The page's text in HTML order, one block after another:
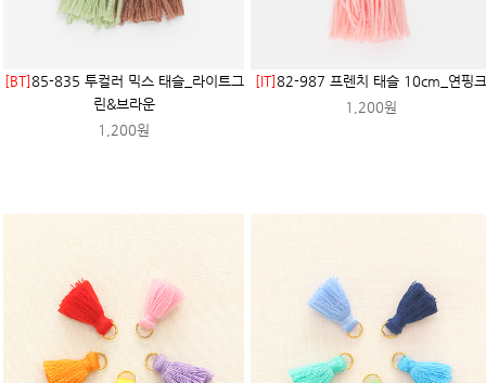
[BT]85-835 투컬러 믹스 태슬_라이트그
린&브라운
1,200원
[IT]82-987 프렌치 태슬 10cm_연핑크
1,200원